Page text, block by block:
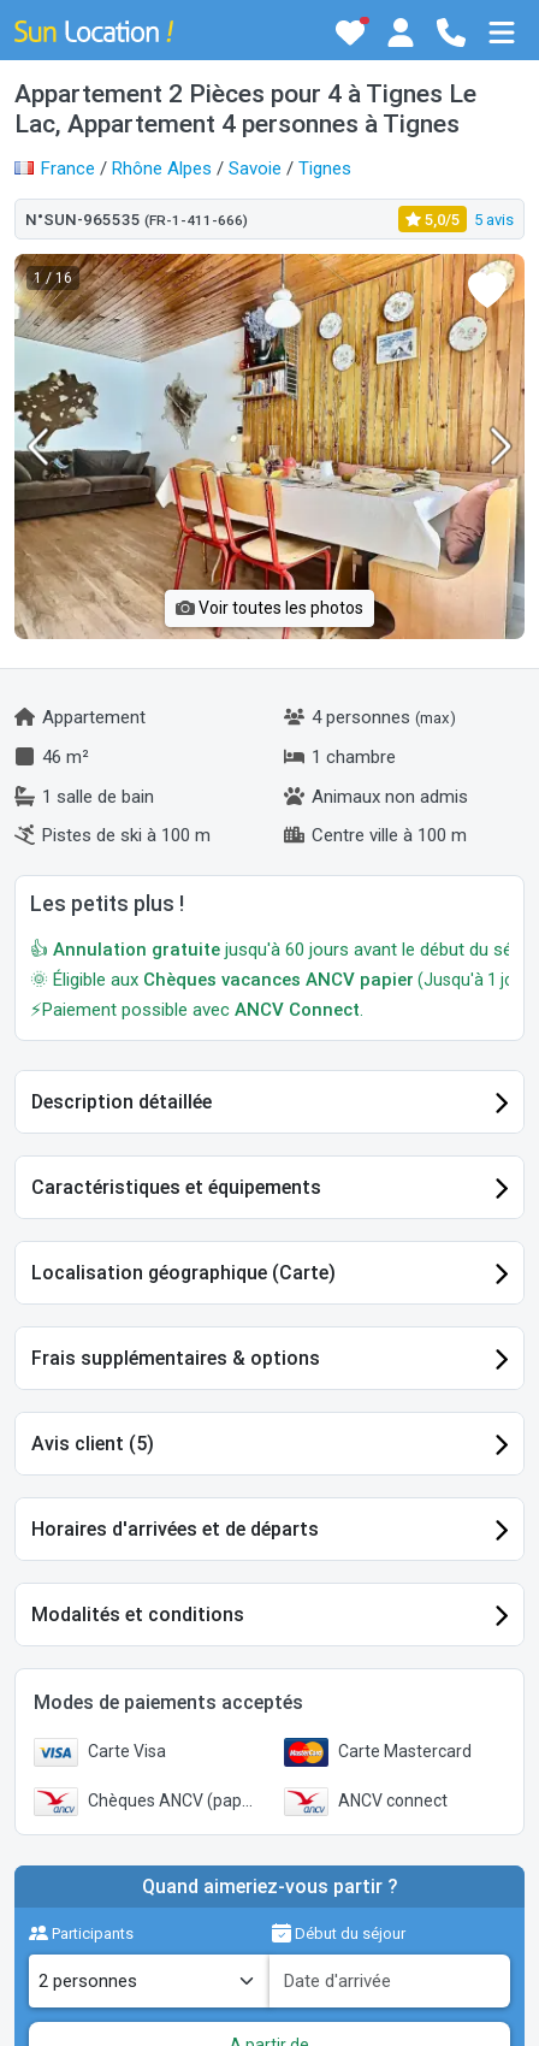
Appartement 2 Pièces pour 4 à Tignes Le
Lac, Appartement 4 personnes à Tignes
France / Rhône Alpes / Savoie / Tignes
N°SUN-965535 (FR-1-411-666) 5,0/5 5 avis
1 / 16
Voir toutes les photos
Appartement 4 personnes (max)
46 m²
1 chambre
1 salle de bain
Animaux non admis
Pistes de ski à 100 m
Centre ville à 100 m
Les petits plus !
👍 Annulation gratuite jusqu'à 60 jours avant le début du
🌞 Éligible aux Chèques vacances ANCV papier (Jusqu'à 1 jour
⚡Paiement possible avec ANCV Connect.
Description détaillée
Caractéristiques et équipements
Localisation géographique (Carte)
Frais supplémentaires & options
Avis client (5)
Horaires d'arrivées et de départs
Modalités et conditions
Modes de paiements acceptés
Carte Visa Carte Mastercard
Chèques ANCV (papier) ANCV connect
Quand aimeriez-vous partir ?
Participants Début du séjour